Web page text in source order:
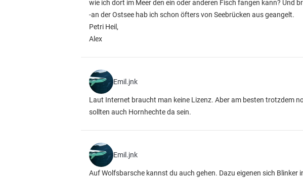
wie ich dort im Meer den ein oder anderen Fisch fangen kann? Und
-an der Ostsee hab ich schon öfters von Seebrücken aus geangelt.
Petri Heil,
Alex
Emil.jnk
Laut Internet braucht man keine Lizenz. Aber am besten trotzdem
sollten auch Hornhechte da sein.
Emil.jnk
Auf Wolfsbarsche kannst du auch gehen. Dazu eigenen sich